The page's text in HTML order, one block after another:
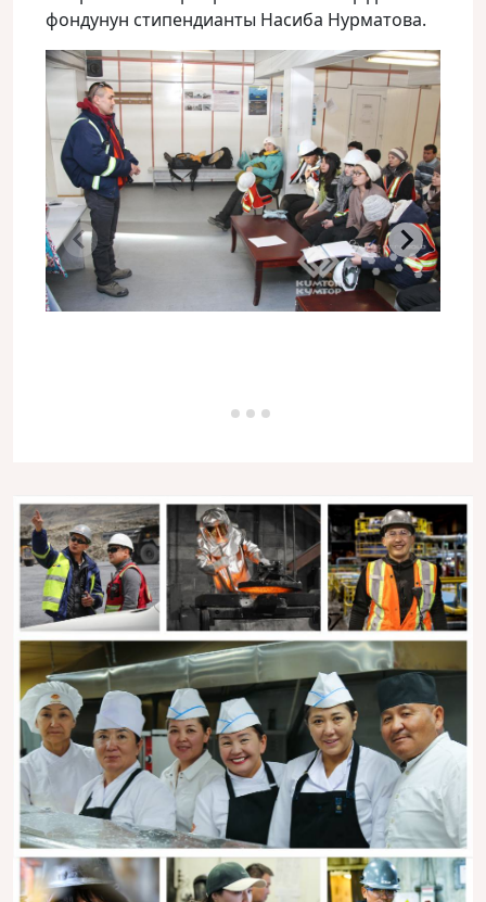
фондунун стипендианты Насиба Нурматова.